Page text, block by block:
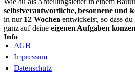
Wie du als Abteilungsleiter in einem
selbstverantwortliche, besonnene und
in nur 12 Wochen entwickelst, so dass
ganz auf deine eigenen Aufgaben
Info
AGB
Impressum
Datenschutz